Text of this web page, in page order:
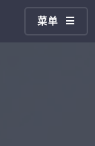
菜单